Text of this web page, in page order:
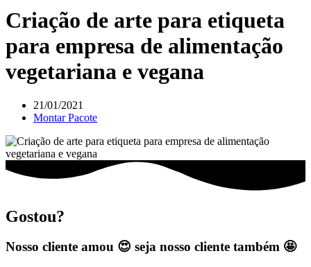
Criação de arte para etiqueta
para empresa de alimentação
vegetariana e vegana
21/01/2021
Montar Pacote
Gostou?
Nosso cliente amou 😍 seja nosso cliente também 🤩